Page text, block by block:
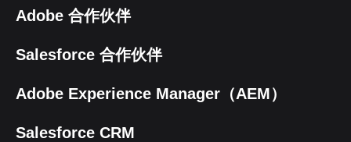
Adobe 合作伙伴
Salesforce 合作伙伴
Adobe Experience Manager（AEM）
Salesforce CRM